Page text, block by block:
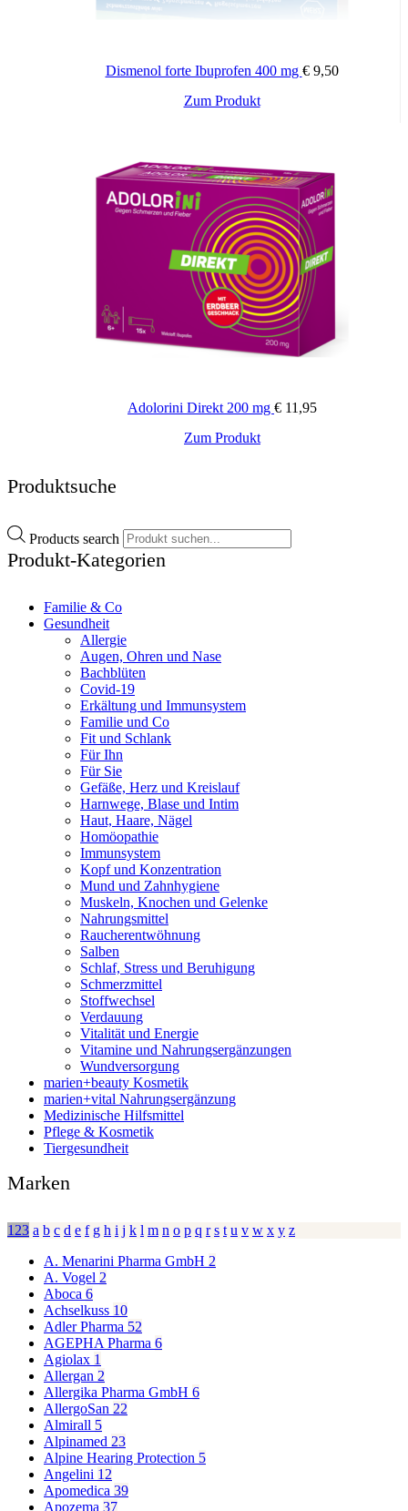
Verarbeitungshilfsstoffe:
Die angegebene empfohlene Tagesdosis nicht überschreiten. Für
Kinder unerreichbar aufbewahren.
Zusätzliche Informationen
20 Stück, 40 Stück
Dismenol forte Ibuprofen 400 mg €9,50
Zum Produkt
Adolorini Direkt 200 mg € 11,95
Zum Produkt
Produktsuche
Products search
Produkt-Kategorien
Familie & Co
Gesundheit
Allergie
Augen, Ohren und Nase
Bachblüten
Covid-19
Erkältung und Immunsystem
Familie und Co
Fit und Schlank
Für Ihn
Für Sie
Gefäße, Herz und Kreislauf
Harnwege, Blase und Intim
Haut, Haare, Nägel
Homöopathie
Immunsystem
Kopf und Konzentration
Mund und Zahnhygiene
Muskeln, Knochen und Gelenke
Nahrungsmittel
Raucherentwöhnung
Salben
Schlaf, Stress und Beruhigung
Schmerzmittel
Stoffwechsel
Verdauung
Vitalität und Energie
Vitamine und Nahrungsergänzungen
Wundversorgung
marien+beauty Kosmetik
marien+vital Nahrungsergänzung
Medizinische Hilfsmittel
Pflege & Kosmetik
Tiergesundheit
Marken
123 a b c d e f g h i j k l m n o p q r s t u v w x y z
A. Menarini Pharma GmbH 2
A. Vogel 2
Aboca 6
Achselkuss 10
Adler Pharma 52
AGEPHA Pharma 6
Agiolax 1
Allergan 2
Allergika Pharma GmbH 6
AllergoSan 22
Almirall 5
Alpinamed 23
Alpine Hearing Protection 5
Angelini 12
Apomedica 39
Apozema 37